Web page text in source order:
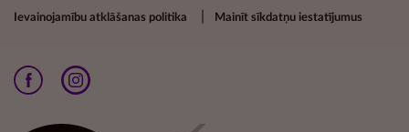
Ievainojamību atklāšanas politika Mainīt sīkdatņu iestatījumus